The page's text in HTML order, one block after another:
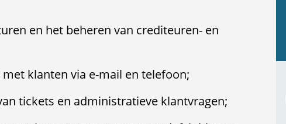
en het beheren van crediteuren- en
klanten via e-mail en telefoon;
tickets en administratieve klantvragen;